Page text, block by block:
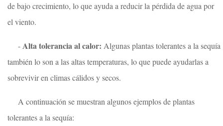
de bajo crecimiento, lo que ayuda a reducir la pérdida de agua por
el viento.
-Alta tolerancia al calor: Algunas plantas tolerantes a la sequía
también lo son a las altas temperaturas, lo que puede ayudarlas a
sobrevivir en climas cálidos y secos.
A continuación se muestran algunos ejemplos de plantas
tolerantes a la sequía: